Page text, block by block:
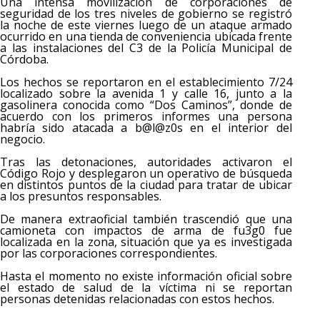
seguridad de los tres niveles de gobierno se registró
la noche de este viernes luego de un ataque armado
ocurrido en una tienda de conveniencia ubicada frente
a las instalaciones del C3 de la Policía Municipal de
Córdoba.
Los hechos se reportaron en el establecimiento 7/24
localizado sobre la avenida 1 y calle 16, junto a la
gasolinera conocida como “Dos Caminos”, donde de
acuerdo con los primeros informes una persona
habría sido atacada a b@l@z0s en el interior del
negocio.
Tras las detonaciones, autoridades activaron el
Código Rojo y desplegaron un operativo de búsqueda
en distintos puntos de la ciudad para tratar de ubicar
a los presuntos responsables.
De manera extraoficial también trascendió que una
camioneta con impactos de arma de fu3g0 fue
localizada en la zona, situación que ya es investigada
por las corporaciones correspondientes.
Hasta el momento no existe información oficial sobre
el estado de salud de la víctima ni se reportan
personas detenidas relacionadas con estos hechos.